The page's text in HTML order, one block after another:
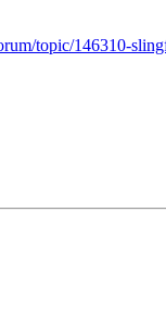
topic/146310-